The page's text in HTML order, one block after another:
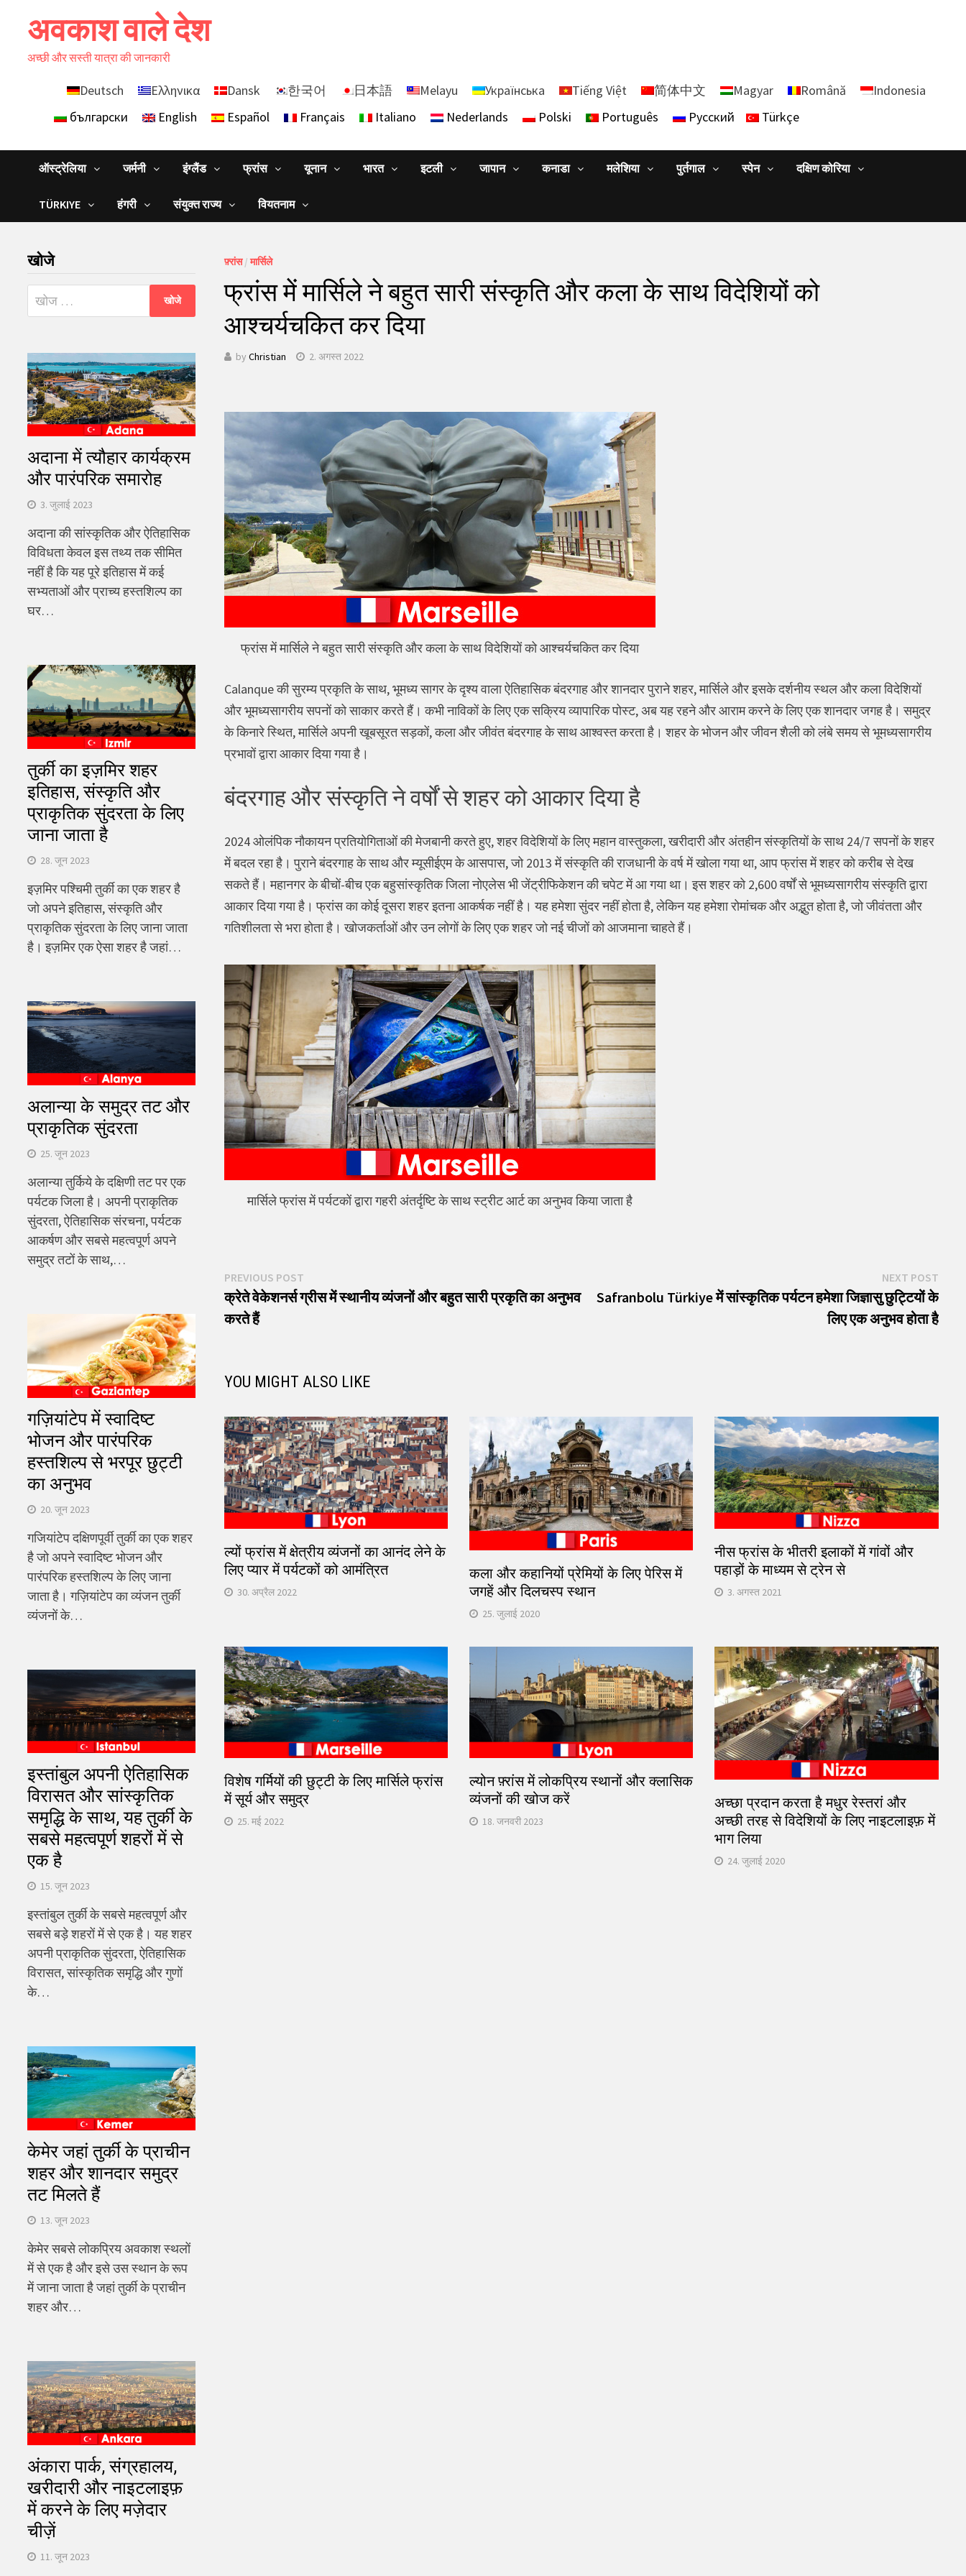
अवकाश वाले देश
अच्छी और सस्ती यात्रा की जानकारी
Deutsch Ελληνικα Dansk 한국어 日本語 Melayu Українська Tiếng Việt 简体中文 Magyar Română
Indonesia
български
English Español Français Italiano Nederlands Polski Português Русский Türkçe
ऑस्ट्रेलिया जर्मनी इंग्लैंड फ्रांस यूनान भारत इटली जापान कनाडा मलेशिया पुर्तगाल स्पेन दक्षिण कोरिया
TÜRKIYE हंगरी संयुक्त राज्य वियतनाम
फ़्रांस/मार्सिले
फ्रांस में मार्सिले ने बहुत सारी संस्कृति और कला के साथ विदेशियों को
आश्चर्यचकित कर दिया
by Christian 2. अगस्त 2022
फ्रांस में मार्सिले ने बहुत सारी संस्कृति और कला के साथ विदेशियों को आश्चर्यचकित कर दिया
Calanque की सुरम्य प्रकृति के साथ, भूमध्य सागर के दृश्य वाला ऐतिहासिक बंदरगाह और शानदार पुराने शहर, मार्सिले और इसके दर्शनीय स्थल और कला विदेशियों
और भूमध्यसागरीय सपनों को साकार करते हैं। कभी नाविकों के लिए एक सक्रिय व्यापारिक पोस्ट, अब यह रहने और आराम करने के लिए एक शानदार जगह है। समुद्र
के किनारे स्थित, मार्सिले अपनी खूबसूरत सड़कों, कला और जीवंत बंदरगाह के साथ आश्वस्त करता है। शहर के भोजन और जीवन शैली को लंबे समय से भूमध्यसागरीय
प्रभावों द्वारा आकार दिया गया है।
बंदरगाह और संस्कृति ने वर्षों से शहर को आकार दिया है
2024 ओलंपिक नौकायन प्रतियोगिताओं की मेजबानी करते हुए, शहर विदेशियों के लिए महान वास्तुकला, खरीदारी और अंतहीन संस्कृतियों के साथ 24/7 सपनों के शहर
में बदल रहा है। पुराने बंदरगाह के साथ और म्यूसीईएम के आसपास, जो 2013 में संस्कृति की राजधानी के वर्ष में खोला गया था, आप फ्रांस में शहर को करीब से देख
सकते हैं। महानगर के बीचों-बीच एक बहुसांस्कृतिक जिला नोएलेस भी जेंट्रीफिकेशन की चपेट में आ गया था। इस शहर को 2,600 वर्षों से भूमध्यसागरीय संस्कृति द्वारा
आकार दिया गया है। फ्रांस का कोई दूसरा शहर इतना आकर्षक नहीं है। यह हमेशा सुंदर नहीं होता है, लेकिन यह हमेशा रोमांचक और अद्भुत होता है, जो जीवंतता और
गतिशीलता से भरा होता है। खोजकर्ताओं और उन लोगों के लिए एक शहर जो नई चीजों को आजमाना चाहते हैं।
मार्सिले फ्रांस में पर्यटकों द्वारा गहरी अंतर्दृष्टि के साथ स्ट्रीट आर्ट का अनुभव किया जाता है
पोस्ट
नेविगेशन
PREVIOUS POSTPrevious
post:
क्रेते वेकेशनर्स ग्रीस में स्थानीय व्यंजनों और बहुत सारी प्रकृति का अनुभव
करते हैं
NEXT POSTNext
post:
Safranbolu Türkiye में सांस्कृतिक पर्यटन हमेशा जिज्ञासु छुट्टियों के
लिए एक अनुभव होता है
YOU MIGHT ALSO LIKE
ल्यों फ्रांस में क्षेत्रीय व्यंजनों का आनंद लेने के
लिए प्यार में पर्यटकों को आमंत्रित
30. अप्रैल 2022
कला और कहानियों प्रेमियों के लिए पेरिस में
जगहें और दिलचस्प स्थान
25. जुलाई 2020
नीस फ्रांस के भीतरी इलाकों में गांवों और
पहाड़ों के माध्यम से ट्रेन से
3. अगस्त 2021
विशेष गर्मियों की छुट्टी के लिए मार्सिले फ्रांस
में सूर्य और समुद्र
25. मई 2022
ल्योन फ़्रांस में लोकप्रिय स्थानों और क्लासिक
व्यंजनों की खोज करें
18. जनवरी 2023
अच्छा प्रदान करता है मधुर रेस्तरां और
अच्छी तरह से विदेशियों के लिए नाइटलाइफ़ में
भाग लिया
24. जुलाई 2020
खोजे
निम्न
को
अदाना में त्यौहार कार्यक्रम
और पारंपरिक समारोह
3. जुलाई 2023
अदाना की सांस्कृतिक और ऐतिहासिक
विविधता केवल इस तथ्य तक सीमित
नहीं है कि यह पूरे इतिहास में कई
सभ्यताओं और प्राच्य हस्तशिल्प का
घर…
तुर्की का इज़मिर शहर
इतिहास, संस्कृति और
प्राकृतिक सुंदरता के लिए
जाना जाता है
28. जून 2023
इज़मिर पश्चिमी तुर्की का एक शहर है
जो अपने इतिहास, संस्कृति और
प्राकृतिक सुंदरता के लिए जाना जाता
है। इज़मिर एक ऐसा शहर है जहां…
अलान्या के समुद्र तट और
प्राकृतिक सुंदरता
25. जून 2023
अलान्या तुर्किये के दक्षिणी तट पर एक
पर्यटक जिला है। अपनी प्राकृतिक
सुंदरता, ऐतिहासिक संरचना, पर्यटक
आकर्षण और सबसे महत्वपूर्ण अपने
समुद्र तटों के साथ,…
गज़ियांटेप में स्वादिष्ट
भोजन और पारंपरिक
हस्तशिल्प से भरपूर छुट्टी
का अनुभव
20. जून 2023
गजियांटेप दक्षिणपूर्वी तुर्की का एक शहर
है जो अपने स्वादिष्ट भोजन और
पारंपरिक हस्तशिल्प के लिए जाना
जाता है। गज़ियांटेप का व्यंजन तुर्की
व्यंजनों के…
इस्तांबुल अपनी ऐतिहासिक
विरासत और सांस्कृतिक
समृद्धि के साथ, यह तुर्की के
सबसे महत्वपूर्ण शहरों में से
एक है
15. जून 2023
इस्तांबुल तुर्की के सबसे महत्वपूर्ण और
सबसे बड़े शहरों में से एक है। यह शहर
अपनी प्राकृतिक सुंदरता, ऐतिहासिक
विरासत, सांस्कृतिक समृद्धि और गुणों
के…
केमेर जहां तुर्की के प्राचीन
शहर और शानदार समुद्र
तट मिलते हैं
13. जून 2023
केमेर सबसे लोकप्रिय अवकाश स्थलों
में से एक है और इसे उस स्थान के रूप
में जाना जाता है जहां तुर्की के प्राचीन
शहर और…
अंकारा पार्क, संग्रहालय,
खरीदारी और नाइटलाइफ़
में करने के लिए मज़ेदार
चीज़ें
11. जून 2023